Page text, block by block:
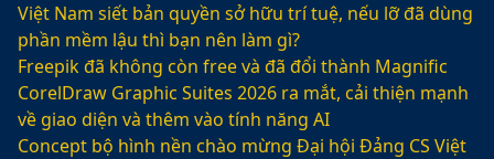
Việt Nam siết bản quyền sở hữu trí tuệ, nếu lỡ đã dùng
phần mềm lậu thì bạn nên làm gì?
Freepik đã không còn free và đã đổi thành Magnific
CorelDraw Graphic Suites 2026 ra mắt, cải thiện mạnh
về giao diện và thêm vào tính năng AI
Concept bộ hình nền chào mừng Đại hội Đảng CS Việt